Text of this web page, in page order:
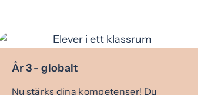
År 3 - globalt
Nu stärks dina kompetenser! Du